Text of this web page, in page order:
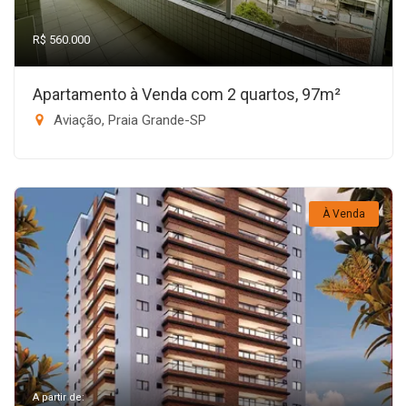
R$ 560.000
Apartamento à Venda com 2 quartos, 97m²
Aviação, Praia Grande-SP
À Venda
A partir de: